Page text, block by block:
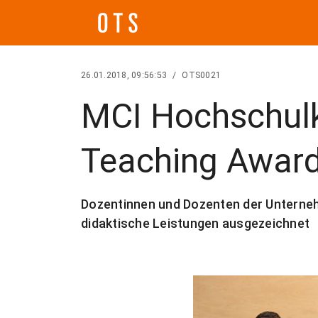
26.01.2018, 09:56:53 / OTS0021
MCI
Teaching
Dozentinnen und Dozenten der
didaktische Leistungen ausgezeichnet